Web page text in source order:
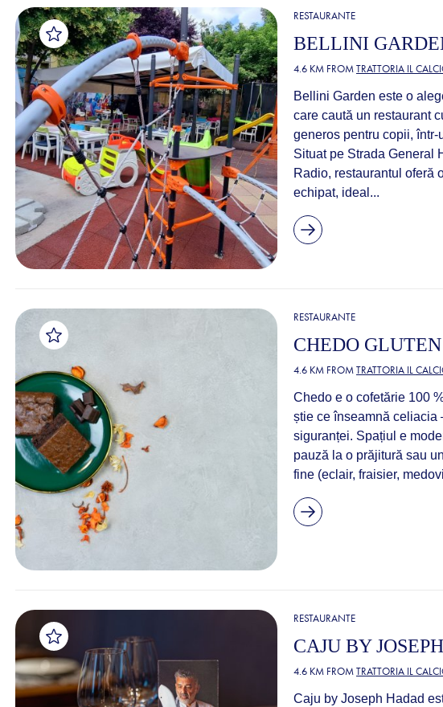
RESTAURANTE
BELLINI
4.6 KM FROMTRATTORIA IL
Bellini Garden este o
care caută un restaurant
generos pentru copii,
Situat pe Strada General
Radio, restaurantul oferă
echipat, ideal...
RESTAURANTE
CHEDO
4.6 KM FROMTRATTORIA IL
Chedo e o cofetărie 100
știe ce înseamnă celiacia
siguranței. Spațiul e
pauză la o prăjitură sau
fine (eclair, fraisier,
RESTAURANTE
CAJU BY
4.6 KM FROMTRATTORIA IL
Caju by Joseph Hadad